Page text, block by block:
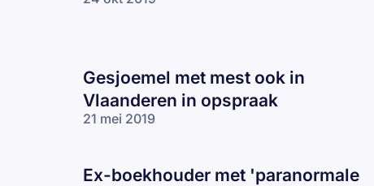
Gesjoemel met mest ook in
Vlaanderen in opspraak
21 mei 2019
Ex-boekhouder met 'paranormale